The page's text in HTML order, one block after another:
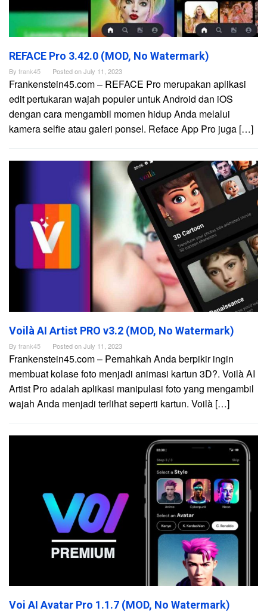
REFACE Pro 3.42.0 (MOD, No Watermark)
By frank45 Posted onJuly 11, 2023
Frankenstein45.com – REFACE Pro merupakan aplikasi
edit pertukaran wajah populer untuk Android dan iOS
dengan cara mengambil momen hidup Anda melalui
kamera selfie atau galeri ponsel. Reface App Pro juga […]
Voilà AI Artist PRO v3.2 (MOD, No Watermark)
By frank45 Posted onJuly 11, 2023
Frankenstein45.com – Pernahkah Anda berpikir ingin
membuat kolase foto menjadi animasi kartun 3D?. Voilà AI
Artist Pro adalah aplikasi manipulasi foto yang mengambil
wajah Anda menjadi terlihat seperti kartun. Voilà […]
Voi AI Avatar Pro 1.1.7 (MOD, No Watermark)